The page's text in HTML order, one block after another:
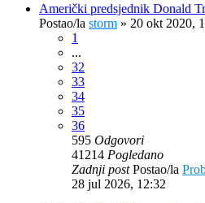
Američki predsjednik Donald
Postao/la storm » 20 okt 2020,
1
...
32
33
34
35
36
595 Odgovori
41214 Pogledano
Zadnji postPostao/la
28 jul 2026, 12:32